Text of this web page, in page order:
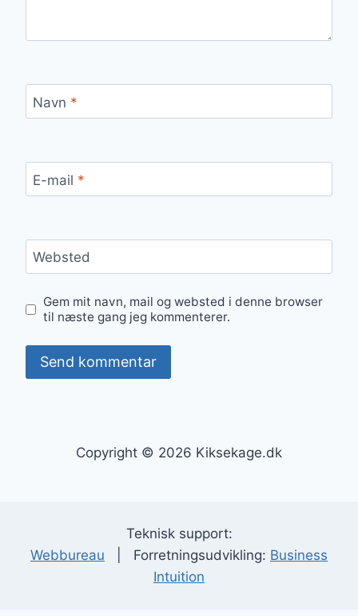
Navn *
E-mail *
Websted
Gem mit navn, mail og websted i denne browser
til næste gang jeg kommenterer.
Copyright © 2026 Kiksekage.dk
Teknisk support:
Webbureau | Forretningsudvikling: Business
Intuition